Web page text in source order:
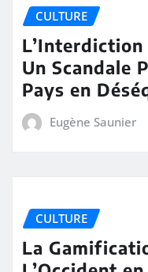
CULTURE
Un Scandale
Pays en
Eugène Saunier
CULTURE
La